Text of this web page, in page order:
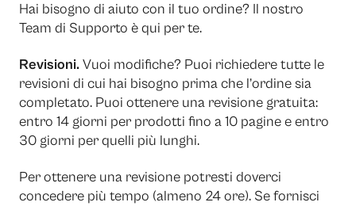
Hai bisogno di aiuto con il tuo ordine? Il nostro
Team di Supporto è qui per te.
Revisioni.Vuoi modifiche? Puoi richiedere tutte le
revisioni di cui hai bisogno prima che l’ordine sia
completato. Puoi ottenere una revisione gratuita:
entro 14 giorni per prodotti fino a 10 pagine e entro
30 giorni per quelli più lunghi.
Per ottenere una revisione potresti doverci
concedere più tempo (almeno 24 ore). Se fornisci